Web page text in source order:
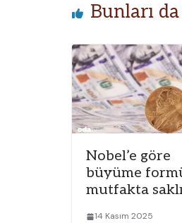
Bunları
Nobel’e göre
büyüme
mutfakta
14 Kasım 2025